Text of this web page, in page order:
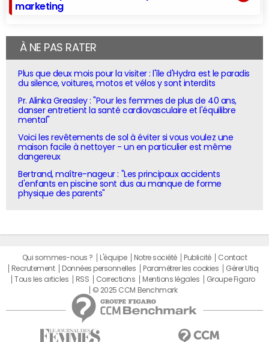
marketing
À NE PAS RATER
Plus que deux mois pour la visiter : l'île d'Hydra est le paradis
du silence, voitures, motos et vélos y sont interdits
Pr. Alinka Greasley : "Pour les femmes de plus de 40 ans,
danser entretient la santé cardiovasculaire et l'équilibre
mental"
Voici les revêtements de sol à éviter si vous voulez une
maison facile à nettoyer - un en particulier est même
dangereux
Bertrand, maître-nageur : "Les principaux accidents
d'enfants en piscine sont dus au manque de forme
physique des parents"
Qui sommes-nous ? L'équipe Notre société Publicité
Contact
Recrutement
Données personnelles Paramétrer les cookies
Gérer Utiq
Tous les articles
RSS Corrections Mentions légales
Groupe Figaro
© 2025 CCM Benchmark